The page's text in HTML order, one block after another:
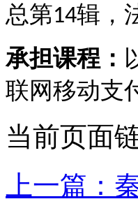
总第14辑，
承担课程：
联网移动支
当前页面
上一篇：